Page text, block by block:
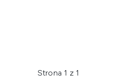
Strona 1 z 1